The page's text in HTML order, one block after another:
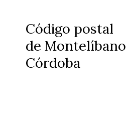
Código postal
de Montelíbano
Córdoba